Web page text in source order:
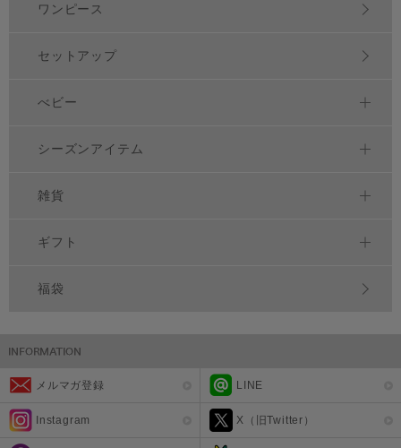
ワンピース
セットアップ
べビー
シーズンアイテム
雑貨
ギフト
福袋
メルマガ登録 LINE
Instagram X（旧Twitter）